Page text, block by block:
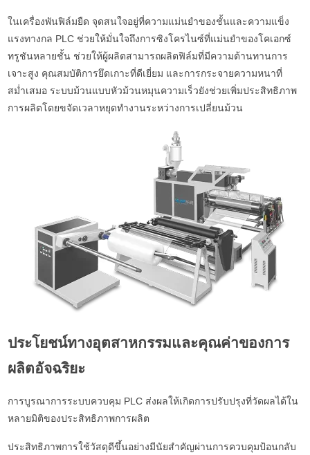
ในเครื่องพันฟิล์มยืด จุดสนใจอยู่ที่ความแม่นยำของชั้นและความแข็ง
แรงทางกล PLC ช่วยให้มั่นใจถึงการซิงโครไนซ์ที่แม่นยำของโคเอกซ์
ทรูชันหลายชั้น ช่วยให้ผู้ผลิตสามารถผลิตฟิล์มที่มีความต้านทานการ
เจาะสูง คุณสมบัติการยึดเกาะที่ดีเยี่ยม และการกระจายความหนาที่
สม่ำเสมอ ระบบม้วนแบบหัวม้วนหมุนความเร็วยังช่วยเพิ่มประสิทธิภาพ
การผลิตโดยขจัดเวลาหยุดทำงานระหว่างการเปลี่ยนม้วน
ประโยชน์ทางอุตสาหกรรมและคุณค่าของการ
ผลิตอัจฉริยะ
การบูรณาการระบบควบคุม PLC ส่งผลให้เกิดการปรับปรุงที่วัดผลได้ใน
หลายมิติของประสิทธิภาพการผลิต
ประสิทธิภาพการใช้วัสดุดีขึ้นอย่างมีนัยสำคัญผ่านการควบคุมป้อนกลับ